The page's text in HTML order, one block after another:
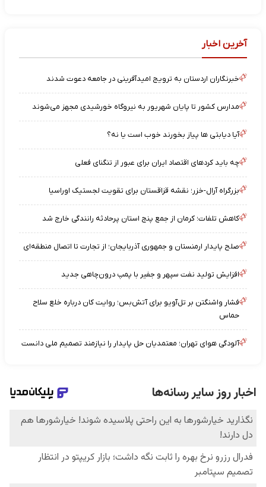
آخرین اخبار
خبرنگاران اردستان به ترویج امیدآفرینی در جامعه دعوت شدند
مدارس کشور تا پایان شهریور به نیروگاه خورشیدی مجهز می‌شوند
آیا دیابتی ها پیاز بخورند خوب است یا نه؟
چه باید کردهای اقتصاد ایران برای عبور از تنگنای فعلی
بزرگراه آرال-خزر؛ نقشه قزاقستان برای تقویت لجستیک اوراسیا
کاهش تلفات؛ کرمان از جمع پنج استان پرحادثه رانندگی خارج شد
صلح پایدار ارمنستان و جمهوری آذربایجان؛ از تجارت تا اتصال منطقه‌ای
افزایش تولید نفت سپهر و جفیر با پمپ درون‌چاهی جدید
فشار واشنگتن بر تل‌آویو برای آتش‌بس؛ روایت کان درباره خلع سلاح
حماس
آلودگی هوای تهران؛ معتمدیان حل پایدار را نیازمند تصمیم ملی دانست